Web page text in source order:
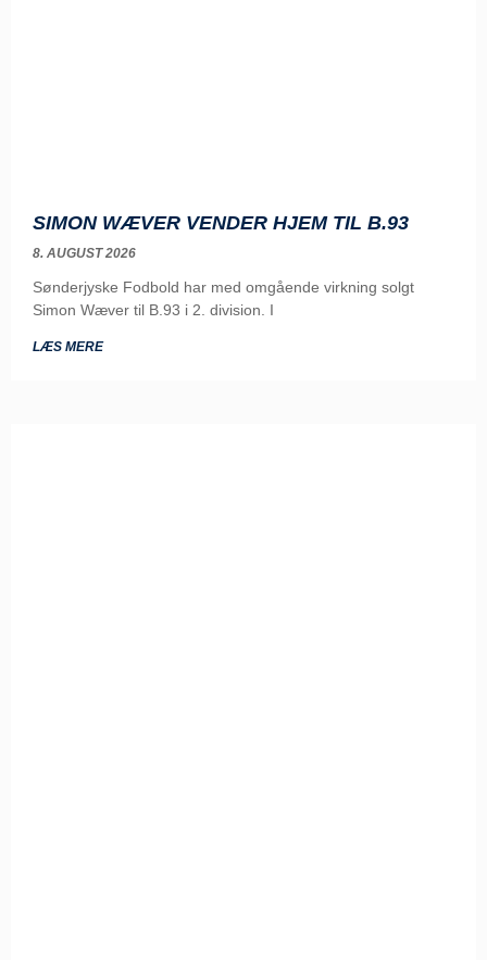
SIMON WÆVER VENDER HJEM TIL B.93
8. AUGUST 2026
Sønderjyske Fodbold har med omgående virkning solgt
Simon Wæver til B.93 i 2. division. I
LÆS MERE